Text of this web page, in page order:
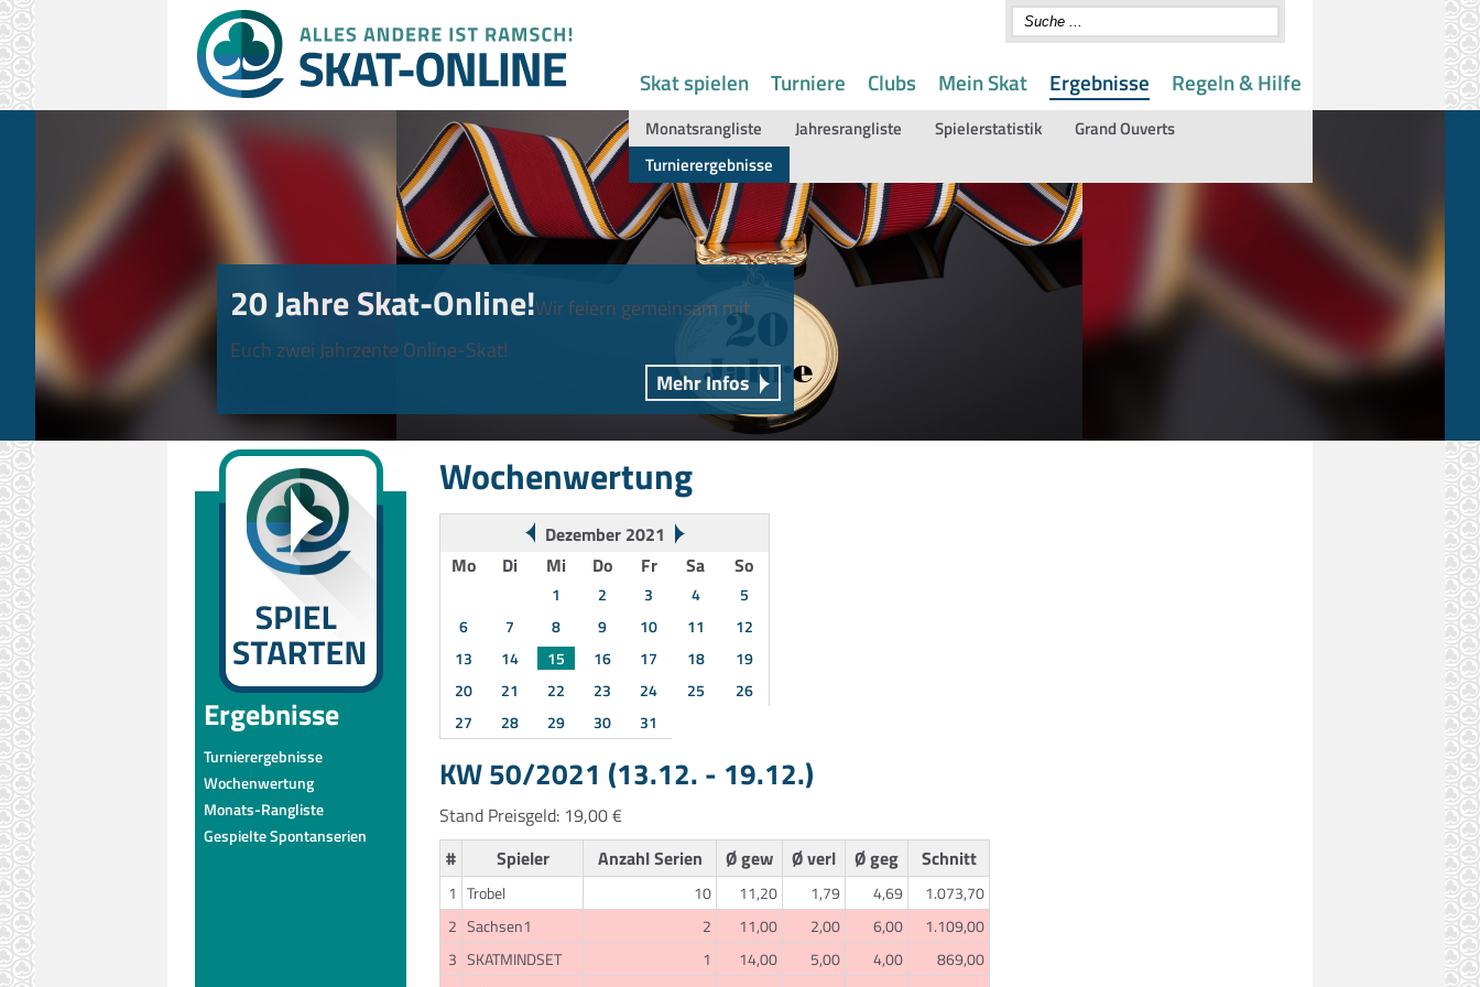
Skat spielen Turniere Clubs Mein Skat Ergebnisse
Monatsrangliste Jahresrangliste Spielerstatistik
Grand Ouverts
Turnierergebnisse
Regeln & Hilfe
20 Jahre Skat-Online!Wir feiern gemeinsam mit
Euch zwei Jahrzente Online-Skat!
Mehr Infos
Ergebnisse
Turnierergebnisse
Wochenwertung
Monats-Rangliste
Gespielte Spontanserien
Wochenwertung
Dezember 2021
Mo
Di Mi Do Fr Sa So
1 2 3 4
5
6
7 8 9 10 11
12
13
14 15 16 17 18
19
20
21 22 23 24 25
26
27
28 29 30 31
KW 50/2021 (13.12. - 19.12.)
Stand Preisgeld: 19,00 €
#
Spieler Anzahl Serien Ø gew Ø verl Ø geg Schnitt
1 Trobel 10 11,20 1,79 4,69
1.073,70
2 Sachsen1 2 11,00 2,00 6,00
1.109,00
3 SKATMINDSET 1 14,00 5,00 4,00
869,00